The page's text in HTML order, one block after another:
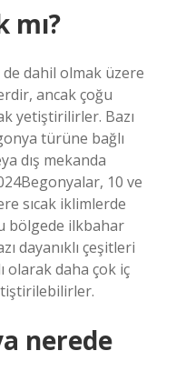
mı?
dahil olmak üzere
ancak çoğu
yetiştirilirler. Bazı
türüne bağlı
dış mekanda
10 ve
sıcak iklimlerde
bölgede ilkbahar
dayanıklı çeşitleri
olarak daha çok iç
nerede